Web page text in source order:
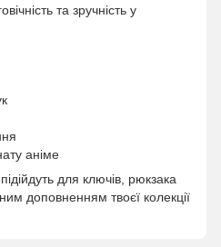
та зручність у
аніме
для ключів, рюкзака
доповненням твоєї колекції